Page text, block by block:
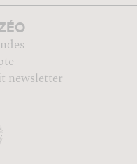
newsletter